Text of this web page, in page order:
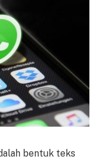
bentuk teks